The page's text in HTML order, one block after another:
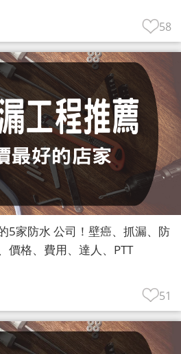
58
5家防水 公司！壁癌、抓漏、防
價格、費用、達人、PTT
51